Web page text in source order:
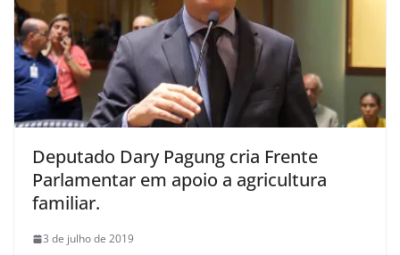
Deputado Dary Pagung cria Frente
Parlamentar em apoio a agricultura
familiar.
3 de julho de 2019